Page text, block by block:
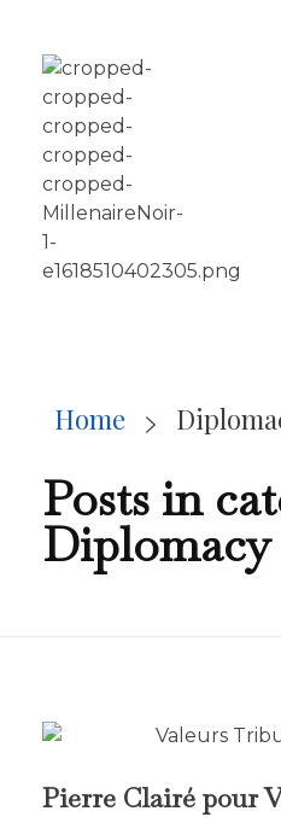
Home
Posts in
Diplomacy
Pierre Clairé pour